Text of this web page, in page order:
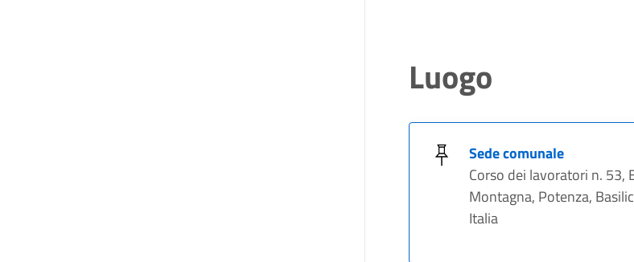
Luogo
Sede comunale
Corso dei lavoratori n. 53,
Montagna, Potenza,
Italia